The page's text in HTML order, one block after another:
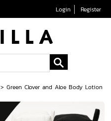
Login Register
>Green Clover and Aloe Body Lotion